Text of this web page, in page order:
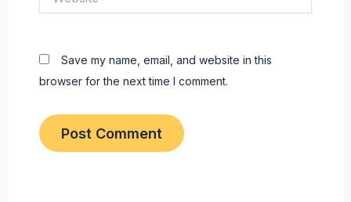
Save my name, email, and website in this
browser for the next time I comment.